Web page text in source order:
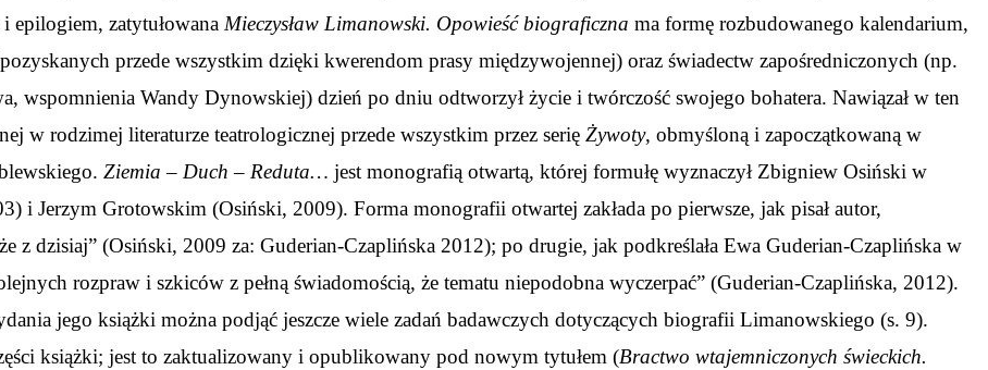
epilogiem, zatytułowana Mieczysław Limanowski. Opowieść biograficzna ma formę rozbudowanego kalendarium,
przede wszystkim dzięki kwerendom prasy międzywojennej) oraz świadectw zapośredniczonych (np.
wspomnienia Wandy Dynowskiej) dzień po dniu odtworzył życie i twórczość swojego bohatera. Nawiązał w ten
w rodzimej literaturze teatrologicznej przede wszystkim przez serię Żywoty, obmyśloną i zapoczątkowaną w
Ziemia – Duch – Reduta… jest monografią otwartą, której formułę wyznaczył Zbigniew Osiński w
i Jerzym Grotowskim (Osiński, 2009). Forma monografii otwartej zakłada po pierwsze, jak pisał autor,
z dzisiaj” (Osiński, 2009 za: Guderian-Czaplińska 2012); po drugie, jak podkreślała Ewa Guderian-Czaplińska w
rozpraw i szkiców z pełną świadomością, że tematu niepodobna wyczerpać” (Guderian-Czaplińska, 2012).
jego książki można podjąć jeszcze wiele zadań badawczych dotyczących biografii Limanowskiego (s. 9).
książki; jest to zaktualizowany i opublikowany pod nowym tytułem (Bractwo wtajemniczonych świeckich.